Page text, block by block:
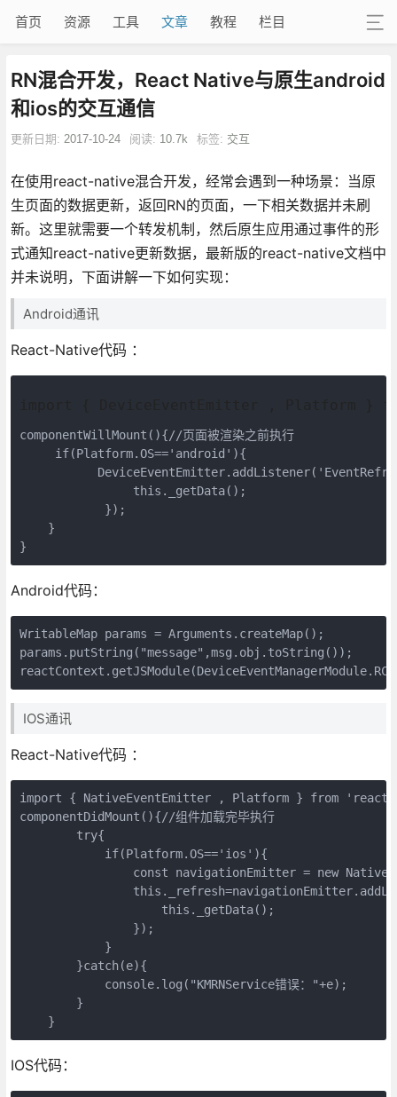
首页 资源 工具 文章 教程 栏目
RN混合开发，React Native与原生android
和ios的交互通信
更新日期: 2017-10-24 阅读: 10.7k 标签: 交互
在使用react-native混合开发，经常会遇到一种场景：当原
生页面的数据更新，返回RN的页面，一下相关数据并未刷
新。这里就需要一个转发机制，然后原生应用通过事件的形
式通知react-native更新数据，最新版的react-native文档中
并未说明，下面讲解一下如何实现：
Android通讯
React-Native代码 ：
componentWillMount(){//页面被渲染之前执行
     if(Platform.OS=='android'){
                this._getData();
            });
    }
}
Android代码：
WritableMap params = Arguments.createMap();
params.putString("message",msg.obj.toString());
IOS通讯
React-Native代码 ：
componentDidMount(){//组件加载完毕执行
        try{
            if(Platform.OS=='ios'){
const navigationEmitter = new
                    this._getData();
                });
            }
        }catch(e){
            console.log("KMRNService错误："+e);
        }
    }
IOS代码：